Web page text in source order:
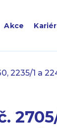
Akce
2235/1 a